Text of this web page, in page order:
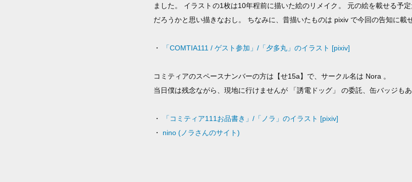
ました。 イラストの1枚は10年程前に描いた絵のリメイク。 元の絵を載せる予
だろうかと思い描きなおし。 ちなみに、昔描いたものは pixiv で今回の告知に載
・ 「COMTIA111 / ゲスト参加」/「夕多丸」のイラスト [pixiv]
コミティアのスペースナンバーの方は【せ15a】で、サークル名は Nora 。
当日僕は残念ながら、現地に行けませんが 「誘電ドッグ」 の委託、缶バッジもあ
・
「コミティア111お品書き」/「ノラ」のイラスト [pixiv]
・ nino (ノラさんのサイト)